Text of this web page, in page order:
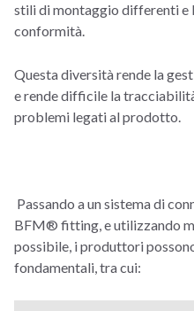
stili di montaggio differenti e
conformità.
Questa diversità rende la
e rende difficile la
problemi legati al prodotto.
Passando a un sistema di
BFM® fitting, e utilizzando
possibile, i produttori
fondamentali, tra cui: